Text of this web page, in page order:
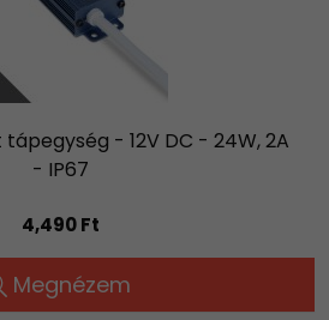
- 12V DC - 24W, 2A
- IP67
4,490 Ft
Megnézem